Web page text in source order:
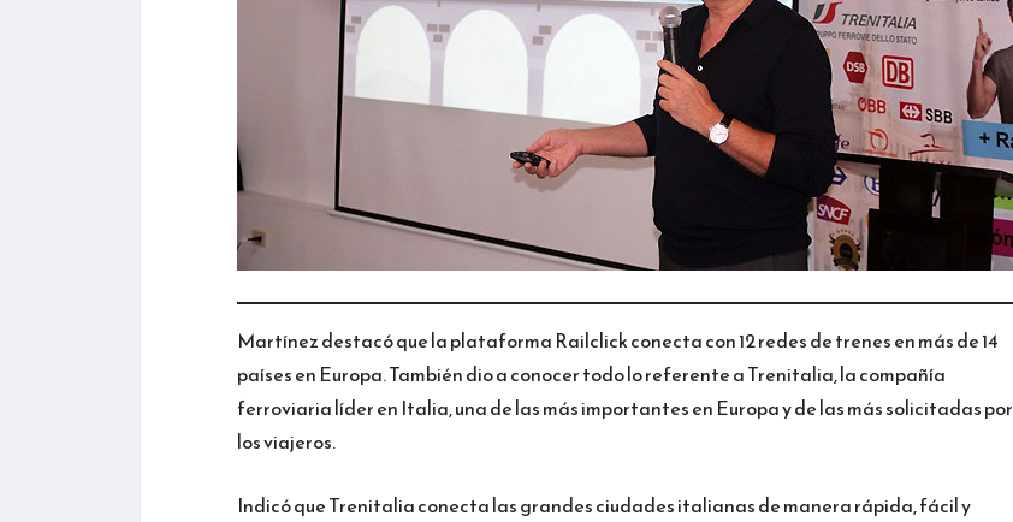
Martínez destacó que la plataforma Railclick conecta con 12 redes de trenes en más de 14
países en Europa. También dio a conocer todo lo referente a Trenitalia, la compañía
ferroviaria líder en Italia, una de las más importantes en Europa y de las más solicitadas por
los viajeros.
Indicó que Trenitalia conecta las grandes ciudades italianas de manera rápida, fácil y